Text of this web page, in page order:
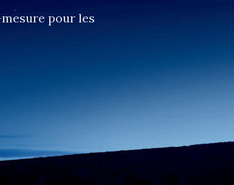
pour les